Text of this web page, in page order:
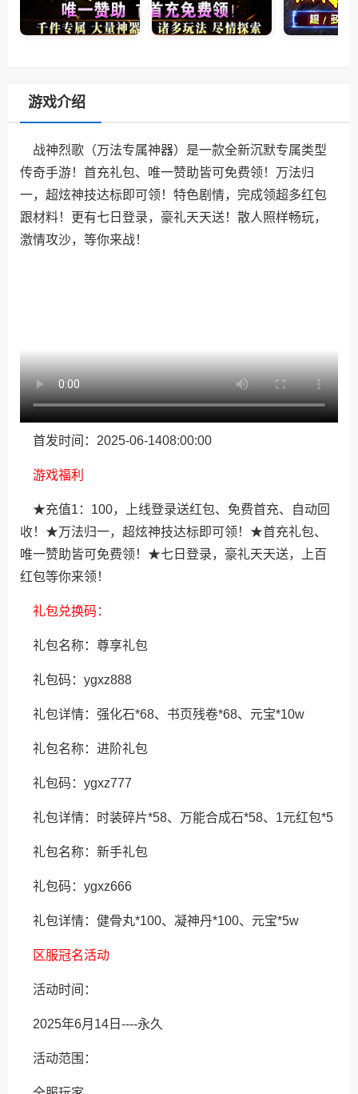
游戏介绍
战神烈歌（万法专属神器）是一款全新沉默专属类型
传奇手游！首充礼包、唯一赞助皆可免费领！万法归
一，超炫神技达标即可领！特色剧情，完成领超多红包
跟材料！更有七日登录，豪礼天天送！散人照样畅玩，
激情攻沙，等你来战！
首发时间：2025-06-1408:00:00
游戏福利
★充值1：100，上线登录送红包、免费首充、自动回
收！★万法归一，超炫神技达标即可领！★首充礼包、
唯一赞助皆可免费领！★七日登录，豪礼天天送，上百
红包等你来领！
礼包兑换码：
礼包名称：尊享礼包
礼包码：ygxz888
礼包详情：强化石*68、书页残卷*68、元宝*10w
礼包名称：进阶礼包
礼包码：ygxz777
礼包详情：时装碎片*58、万能合成石*58、1元红包*5
礼包名称：新手礼包
礼包码：ygxz666
礼包详情：健骨丸*100、凝神丹*100、元宝*5w
区服冠名活动
活动时间：
2025年6月14日----永久
活动范围：